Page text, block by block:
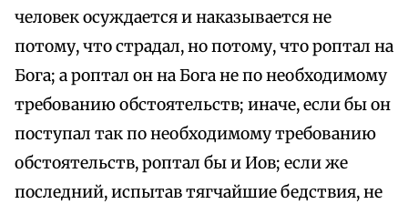
человек осуждается и наказывается не
потому, что страдал, но потому, что роптал на
Бога; а роптал он на Бога не по необходимому
требованию обстоятельств; иначе, если бы он
поступал так по необходимому требованию
обстоятельств, роптал бы и Иов; если же
последний, испытав тягчайшие бедствия, не